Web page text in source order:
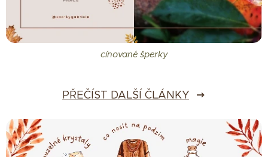
cínované šperky
PŘEČÍST DALŠÍ ČLÁNKY